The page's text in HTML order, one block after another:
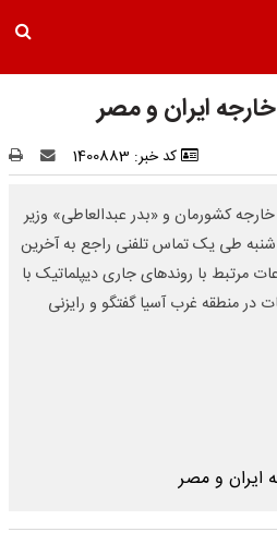
ایران و مصر
کد خبر: 1400883
کشورمان و «بدر عبدالعاطی» وزیر
طی یک تماس تلفنی راجع به آخرین
مرتبط با روندهای جاری دیپلماتیک با
منطقه غرب آسیا گفتگو و رایزنی